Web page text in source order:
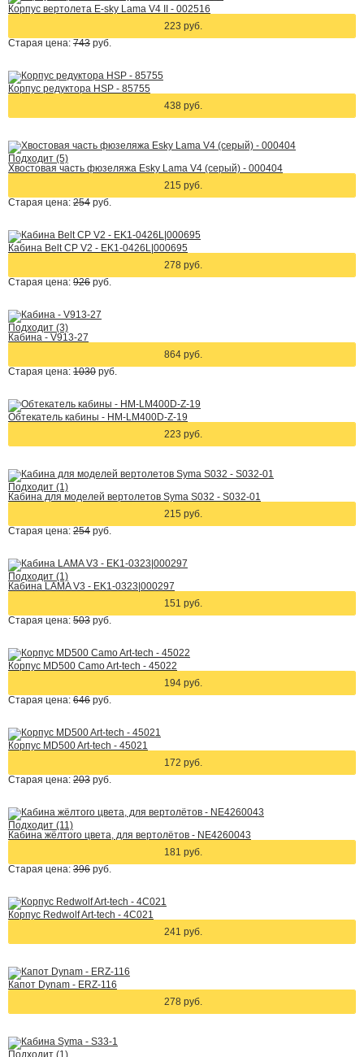
Корпус вертолета E-sky Lama V4 II - 002516
223 руб.
Старая цена: 743 руб.
Корпус редуктора HSP - 85755
438 руб.
Подходит (5)
Хвостовая часть фюзеляжа Esky Lama V4 (серый) - 000404
215 руб.
Старая цена: 254 руб.
Кабина Belt CP V2 - EK1-0426L|000695
278 руб.
Старая цена: 926 руб.
Подходит (3)
Кабина - V913-27
864 руб.
Старая цена: 1030 руб.
Обтекатель кабины - HM-LM400D-Z-19
223 руб.
Подходит (1)
Кабина для моделей вертолетов Syma S032 - S032-01
215 руб.
Старая цена: 254 руб.
Подходит (1)
Кабина LAMA V3 - EK1-0323|000297
151 руб.
Старая цена: 503 руб.
Корпус MD500 Camo Art-tech - 45022
194 руб.
Старая цена: 646 руб.
Корпус MD500 Art-tech - 45021
172 руб.
Старая цена: 203 руб.
Подходит (11)
Кабина жёлтого цвета, для вертолётов - NE4260043
181 руб.
Старая цена: 396 руб.
Корпус Redwolf Art-tech - 4C021
241 руб.
Капот Dynam - ERZ-116
278 руб.
Подходит (1)